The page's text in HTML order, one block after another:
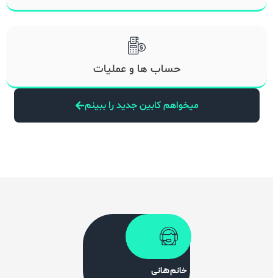
حساب ها و عملیات
میخواهم کابین جدید را ببینم
خانم هانی